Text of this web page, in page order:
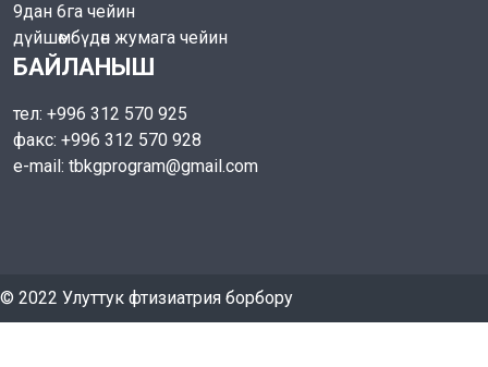
9дан 6га чейин
дүйшөмбүдөн жумага чейин
БАЙЛАНЫШ
тел: +996 312 570 925
факс: +996 312 570 928
e-mail: tbkgprogram@gmail.com
© 2022 Улуттук фтизиатрия борбору